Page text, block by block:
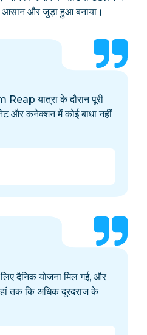
आसान और जुड़ा हुआ बनाया।
Reap यात्रा के दौरान पूरी
और कनेक्शन में कोई बाधा नहीं
दैनिक योजना मिल गई, और
तक कि अधिक दूरदराज के